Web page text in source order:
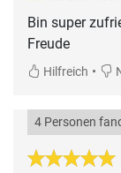
Bin super
Freude
Hilfreich •
4 Personen